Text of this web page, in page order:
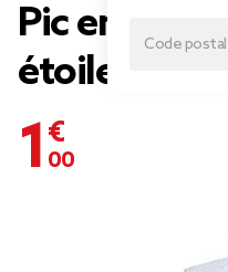
Pic en bois
étoile et
1,00 €